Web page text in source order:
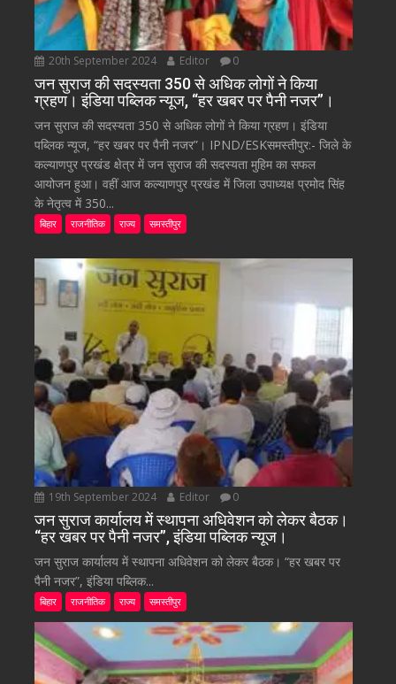
20th September 2024 Editor 0
जन सुराज की सदस्यता 350 से अधिक लोगों ने किया
ग्रहण। इंडिया पब्लिक न्यूज, “हर खबर पर पैनी नजर”।
जन सुराज की सदस्यता 350 से अधिक लोगों ने किया ग्रहण। इंडिया
पब्लिक न्यूज, “हर खबर पर पैनी नजर”। IPND/ESKसमस्तीपुर:- जिले के
कल्याणपुर प्रखंड क्षेत्र में जन सुराज की सदस्यता मुहिम का सफल
आयोजन हुआ। वहीं आज कल्याणपुर प्रखंड में जिला उपाध्यक्ष प्रमोद सिंह
के नेतृत्व में 350...
बिहार राजनीतिक राज्य समस्तीपुर
19th September 2024 Editor 0
जन सुराज कार्यालय में स्थापना अधिवेशन को लेकर बैठक।
“हर खबर पर पैनी नजर”, इंडिया पब्लिक न्यूज।
जन सुराज कार्यालय में स्थापना अधिवेशन को लेकर बैठक। “हर खबर पर
पैनी नजर”, इंडिया पब्लिक...
बिहार राजनीतिक राज्य समस्तीपुर